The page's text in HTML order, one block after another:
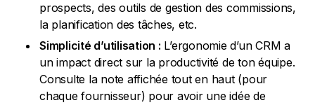
prospects, des outils de gestion des commissions,
la planification des tâches, etc.
Simplicité d’utilisation : L’ergonomie d’un CRM a
un impact direct sur la productivité de ton équipe.
Consulte la note affichée tout en haut (pour
chaque fournisseur) pour avoir une idée de